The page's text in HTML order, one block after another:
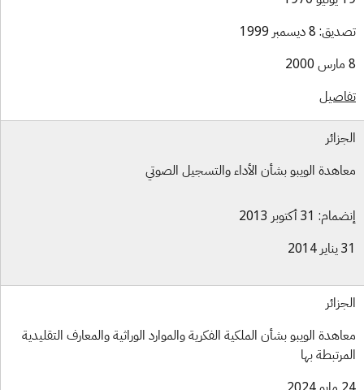
8 ديسمبر 1999
الويبو بشأن الأداء والتسجيل الصوتي
31 أكتوبر 2013
الويبو بشأن الملكية الفكرية والموارد الوراثية والمعارف التقليدية
بها